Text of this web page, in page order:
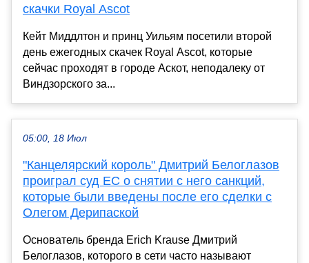
скачки Royal Ascot
Кейт Миддлтон и принц Уильям посетили второй
день ежегодных скачек Royal Ascot, которые
сейчас проходят в городе Аскот, неподалеку от
Виндзорского за...
05:00, 18 Июл
"Канцелярский король" Дмитрий Белоглазов
проиграл суд ЕС о снятии с него санкций,
которые были введены после его сделки с
Олегом Дерипаской
Основатель бренда Erich Krause Дмитрий
Белоглазов, которого в сети часто называют